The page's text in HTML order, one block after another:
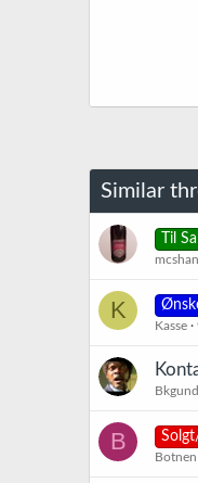
Similar
Til
K
Kasse
B
Botnen